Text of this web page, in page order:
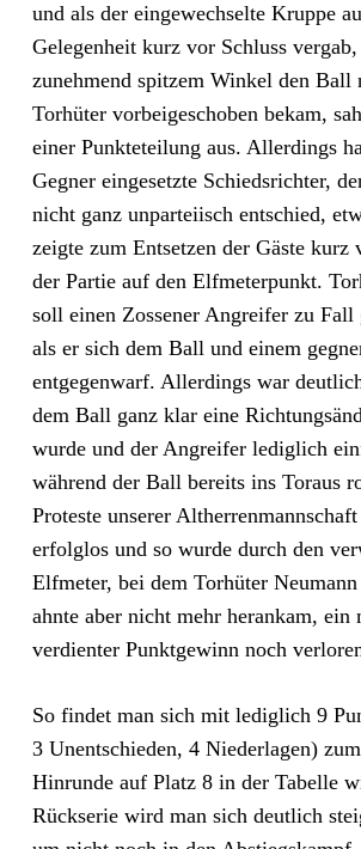
und als der eingewechselte Kruppe
Gelegenheit kurz vor Schluss vergab,
zunehmend spitzem Winkel den Ball
Torhüter vorbeigeschoben bekam,
einer Punkteteilung aus. Allerdings
Gegner eingesetzte Schiedsrichter,
nicht ganz unparteiisch entschied,
zeigte zum Entsetzen der Gäste kurz
der Partie auf den Elfmeterpunkt.
soll einen Zossener Angreifer zu Fall
als er sich dem Ball und einem
entgegenwarf. Allerdings war
dem Ball ganz klar eine
wurde und der Angreifer lediglich
während der Ball bereits ins Toraus
Proteste unserer
erfolglos und so wurde durch den
Elfmeter, bei dem Torhüter
ahnte aber nicht mehr herankam, ein
verdienter Punktgewinn noch
So findet man sich mit lediglich 9
3 Unentschieden, 4 Niederlagen)
Hinrunde auf Platz 8 in der Tabelle
Rückserie wird man sich deutlich